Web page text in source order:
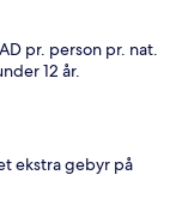
pr. person pr. nat.
12 år.
ekstra gebyr på